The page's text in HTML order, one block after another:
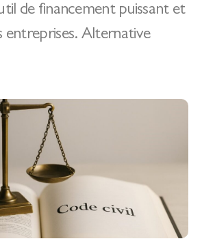
de financement puissant et
entreprises. Alternative